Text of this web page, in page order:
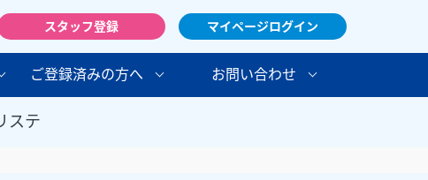
スタッフ登録 マイページログイン
ご登録済みの方へ お問い合わせ
ステ